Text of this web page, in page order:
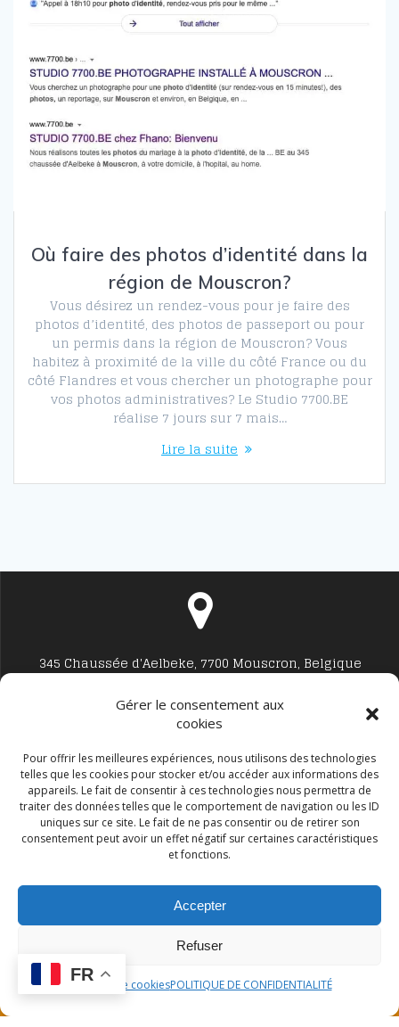
Gérer le consentement aux
cookies
Pour offrir les meilleures expériences, nous utilisons des technologies
telles que les cookies pour stocker et/ou accéder aux informations des
appareils. Le fait de consentir à ces technologies nous permettra de
traiter des données telles que le comportement de navigation ou les ID
uniques sur ce site. Le fait de ne pas consentir ou de retirer son
consentement peut avoir un effet négatif sur certaines caractéristiques
et fonctions.
Accepter
Refuser
Politique de cookiesPOLITIQUE DE CONFIDENTIALITÉ
Où faire des photos d’identité dans la
région de Mouscron?
Vous désirez un rendez-vous pour je faire des
photos d’identité, des photos de passeport ou pour
un permis dans la région de Mouscron? Vous
habitez à proximité de la ville du côté France ou du
côté Flandres et vous chercher un photographe pour
vos photos administratives? Le Studio 7700.BE
réalise 7 jours sur 7 mais…
Lire la suite
345 Chaussée d'Aelbeke, 7700 Mouscron, Belgique
Studio7700@live.be
+32 477594999
FR